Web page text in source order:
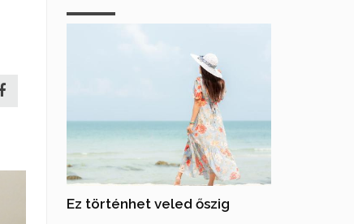
Ez történhet veled őszig